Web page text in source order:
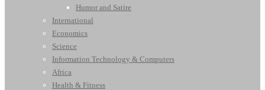
Humor and Satire
International
Economics
Science
Information Technology & Computers
Africa
Health & Fitness